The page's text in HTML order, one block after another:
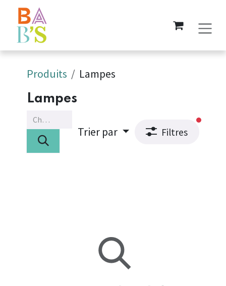
Se rendre au contenu
Produits Lampes
Lampes
Trier par Filtres